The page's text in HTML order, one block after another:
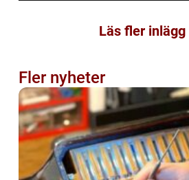
Läs fler inlägg
Fler nyheter